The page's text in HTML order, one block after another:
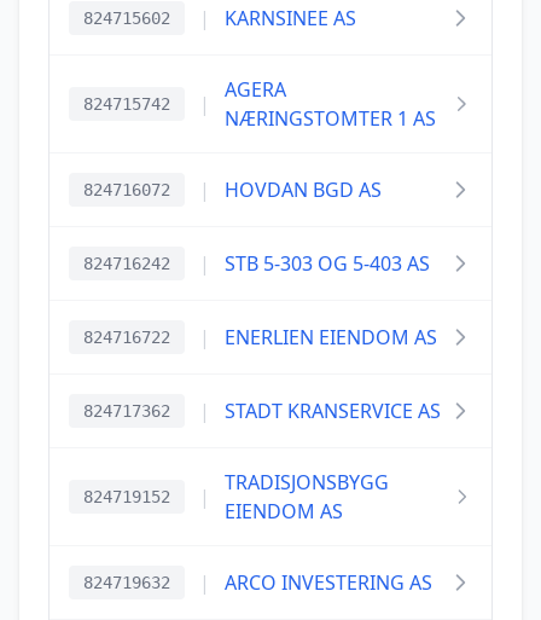
824715602 | KARNSINEE AS
824715742 |
AGERA
NÆRINGSTOMTER 1 AS
824716072 | HOVDAN BGD AS
824716242 | STB 5-303 OG 5-403 AS
824716722 | ENERLIEN EIENDOM AS
824717362 | STADT KRANSERVICE AS
824719152 |
TRADISJONSBYGG
EIENDOM AS
824719632 | ARCO INVESTERING AS